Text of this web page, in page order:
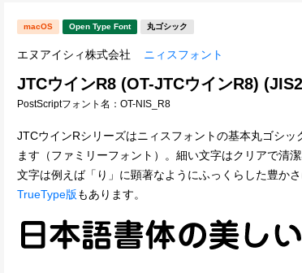
macOS Open Type Font 丸ゴシック
エヌアイシィ株式会社 ニィスフォント
JTCウインR8 (OT-JTCウインR8)
PostScriptフォント名： OT-NIS_R8
JTCウインRシリーズはニィスフォントの基本丸ゴシ
ます（ファミリーフォント）。細い文字はクリアで清
文字は例えば「り」に顕著なようにふっくらした豊かさ
TrueType版もあります。